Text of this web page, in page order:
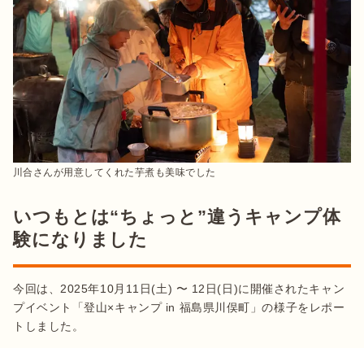
いつもとは“ちょっと”違うキャンプ体
験になりました
今回は、2025年10月11日(土) 〜 12日(日)に開催されたキャン
プイベント「登山×キャンプ in 福島県川俣町」の様子をレポー